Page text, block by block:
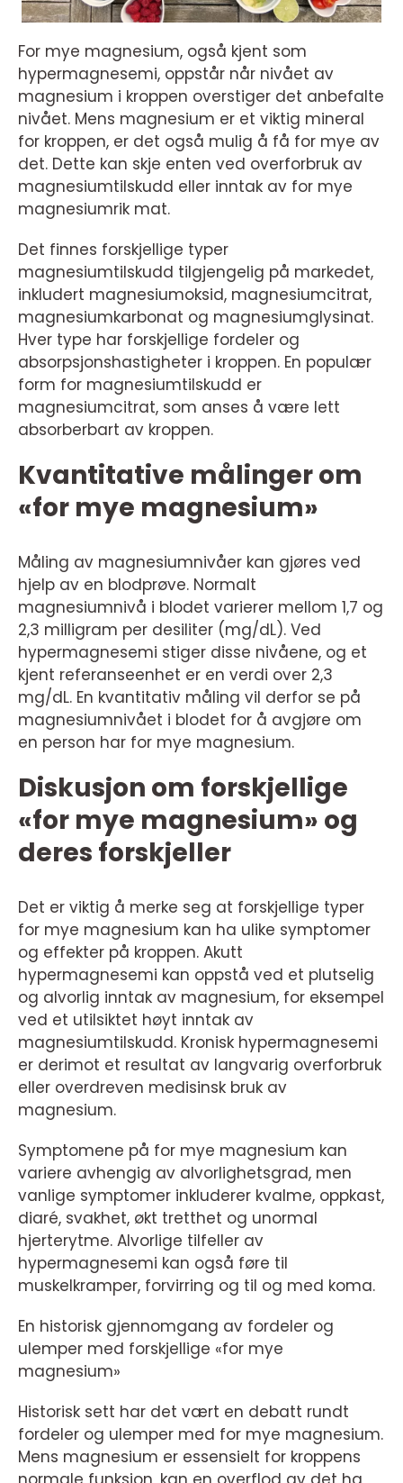
For mye magnesium, også kjent som
hypermagnesemi, oppstår når nivået av
magnesium i kroppen overstiger det anbefalte
nivået. Mens magnesium er et viktig mineral
for kroppen, er det også mulig å få for mye av
det. Dette kan skje enten ved overforbruk av
magnesiumtilskudd eller inntak av for mye
magnesiumrik mat.
Det finnes forskjellige typer
magnesiumtilskudd tilgjengelig på markedet,
inkludert magnesiumoksid, magnesiumcitrat,
magnesiumkarbonat og magnesiumglysinat.
Hver type har forskjellige fordeler og
absorpsjonshastigheter i kroppen. En populær
form for magnesiumtilskudd er
magnesiumcitrat, som anses å være lett
absorberbart av kroppen.
Kvantitative målinger om
«for mye magnesium»
Måling av magnesiumnivåer kan gjøres ved
hjelp av en blodprøve. Normalt
magnesiumnivå i blodet varierer mellom 1,7 og
2,3 milligram per desiliter (mg/dL). Ved
hypermagnesemi stiger disse nivåene, og et
kjent referanseenhet er en verdi over 2,3
mg/dL. En kvantitativ måling vil derfor se på
magnesiumnivået i blodet for å avgjøre om
en person har for mye magnesium.
Diskusjon om forskjellige
«for mye magnesium» og
deres forskjeller
Det er viktig å merke seg at forskjellige typer
for mye magnesium kan ha ulike symptomer
og effekter på kroppen. Akutt
hypermagnesemi kan oppstå ved et plutselig
og alvorlig inntak av magnesium, for eksempel
ved et utilsiktet høyt inntak av
magnesiumtilskudd. Kronisk hypermagnesemi
er derimot et resultat av langvarig overforbruk
eller overdreven medisinsk bruk av
magnesium.
Symptomene på for mye magnesium kan
variere avhengig av alvorlighetsgrad, men
vanlige symptomer inkluderer kvalme, oppkast,
diaré, svakhet, økt tretthet og unormal
hjerterytme. Alvorlige tilfeller av
hypermagnesemi kan også føre til
muskelkramper, forvirring og til og med koma.
En historisk gjennomgang av fordeler og
ulemper med forskjellige «for mye
magnesium»
Historisk sett har det vært en debatt rundt
fordeler og ulemper med for mye magnesium.
Mens magnesium er essensielt for kroppens